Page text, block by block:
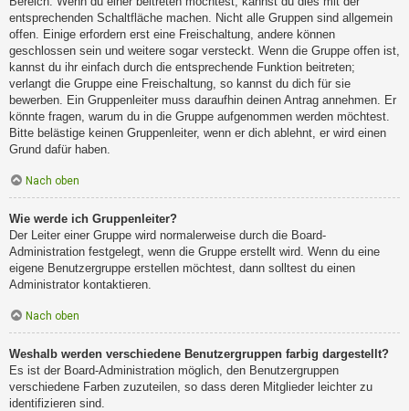
entsprechenden Schaltfläche machen. Nicht alle Gruppen sind allgemein
offen. Einige erfordern erst eine Freischaltung, andere können
geschlossen sein und weitere sogar versteckt. Wenn die Gruppe offen ist,
kannst du ihr einfach durch die entsprechende Funktion beitreten;
verlangt die Gruppe eine Freischaltung, so kannst du dich für sie
bewerben. Ein Gruppenleiter muss daraufhin deinen Antrag annehmen. Er
könnte fragen, warum du in die Gruppe aufgenommen werden möchtest.
Bitte belästige keinen Gruppenleiter, wenn er dich ablehnt, er wird einen
Grund dafür haben.
Nach oben
Wie werde ich Gruppenleiter?
Der Leiter einer Gruppe wird normalerweise durch die Board-
Administration festgelegt, wenn die Gruppe erstellt wird. Wenn du eine
eigene Benutzergruppe erstellen möchtest, dann solltest du einen
Administrator kontaktieren.
Nach oben
Weshalb werden verschiedene Benutzergruppen farbig dargestellt?
Es ist der Board-Administration möglich, den Benutzergruppen
verschiedene Farben zuzuteilen, so dass deren Mitglieder leichter zu
identifizieren sind.